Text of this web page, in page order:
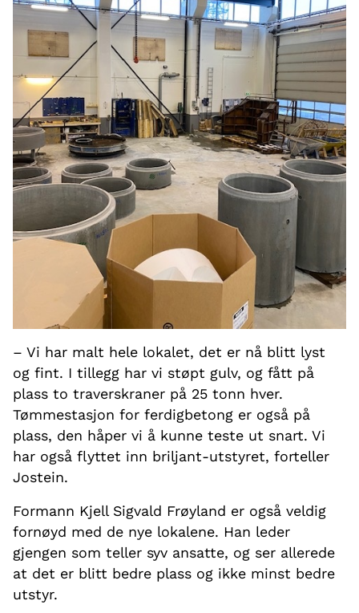
– Vi har malt hele lokalet, det er nå blitt lyst
og fint. I tillegg har vi støpt gulv, og fått på
plass to traverskraner på 25 tonn hver.
Tømmestasjon for ferdigbetong er også på
plass, den håper vi å kunne teste ut snart. Vi
har også flyttet inn briljant-utstyret, forteller
Jostein.
Formann Kjell Sigvald Frøyland er også veldig
fornøyd med de nye lokalene. Han leder
gjengen som teller syv ansatte, og ser allerede
at det er blitt bedre plass og ikke minst bedre
utstyr.